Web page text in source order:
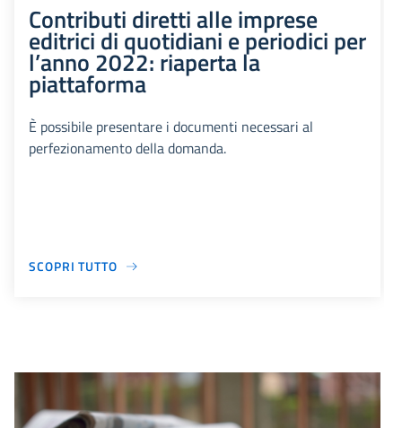
Contributi diretti alle imprese
editrici di quotidiani e periodici per
l’anno 2022: riaperta la
piattaforma
È possibile presentare i documenti necessari al
perfezionamento della domanda.
SCOPRI TUTTO